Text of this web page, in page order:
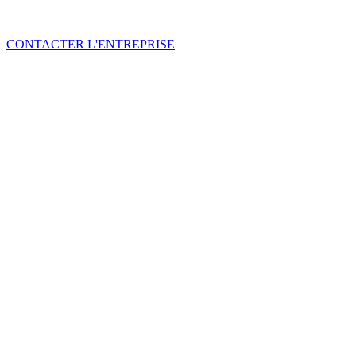
CONTACTER L'ENTREPRISE